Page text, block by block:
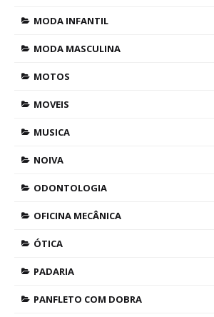
MODA INFANTIL
MODA MASCULINA
MOTOS
MOVEIS
MUSICA
NOIVA
ODONTOLOGIA
OFICINA MECÂNICA
ÓTICA
PADARIA
PANFLETO COM DOBRA